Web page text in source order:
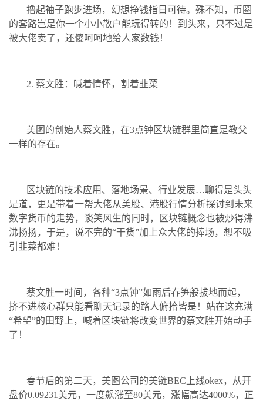
撸起袖子跑步进场，幻想挣钱指日可待。殊不知，币圈
的套路岂是你一个小小散户能玩得转的！到头来，只不过是
被大佬卖了，还傻呵呵地给人家数钱！
2. 蔡文胜：喊着情怀，割着韭菜
美图的创始人蔡文胜，在3点钟区块链群里简直是教父
一样的存在。
区块链的技术应用、落地场景、行业发展…聊得是头头
是道，更是带着一帮大佬从美股、港股行情分析探讨到未来
数字货币的走势，谈笑风生的同时，区块链概念也被炒得沸
沸扬扬，于是，说不完的“干货”加上众大佬的捧场，想不吸
引韭菜都难！
蔡文胜一时间，各种“3点钟”如雨后春笋般拔地而起，
挤不进核心群只能看聊天记录的路人俯拾皆是！站在这充满
“希望”的田野上，喊着区块链将改变世界的蔡文胜开始动手
了！
春节后的第二天，美图公司的美链BEC上线okex，从开
盘价0.09231美元，一度飙涨至80美元，涨幅高达4000%，正